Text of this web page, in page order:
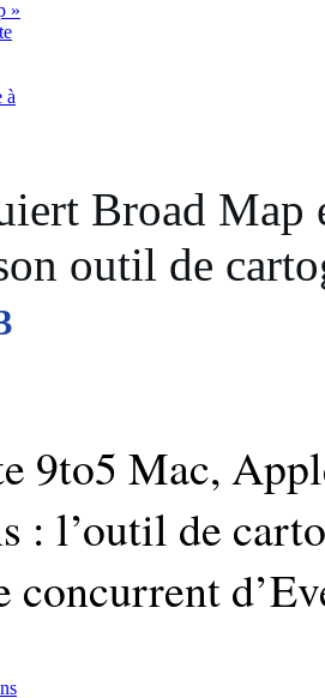
Broad Map
outil de
9to5 Mac,
: l’outil de